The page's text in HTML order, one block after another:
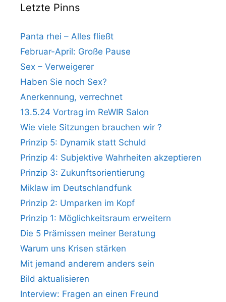
Letzte Pinns
Panta rhei – Alles fließt
Februar-April: Große Pause
Sex – Verweigerer
Haben Sie noch Sex?
Anerkennung, verrechnet
13.5.24 Vortrag im ReWIR Salon
Wie viele Sitzungen brauchen wir ?
Prinzip 5: Dynamik statt Schuld
Prinzip 4: Subjektive Wahrheiten akzeptieren
Prinzip 3: Zukunftsorientierung
Miklaw im Deutschlandfunk
Prinzip 2: Umparken im Kopf
Prinzip 1: Möglichkeitsraum erweitern
Die 5 Prämissen meiner Beratung
Warum uns Krisen stärken
Mit jemand anderem anders sein
Bild aktualisieren
Interview: Fragen an einen Freund